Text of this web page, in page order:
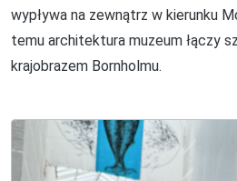
wypływa na zewnątrz w kierunku
temu architektura muzeum łączy
krajobrazem Bornholmu.